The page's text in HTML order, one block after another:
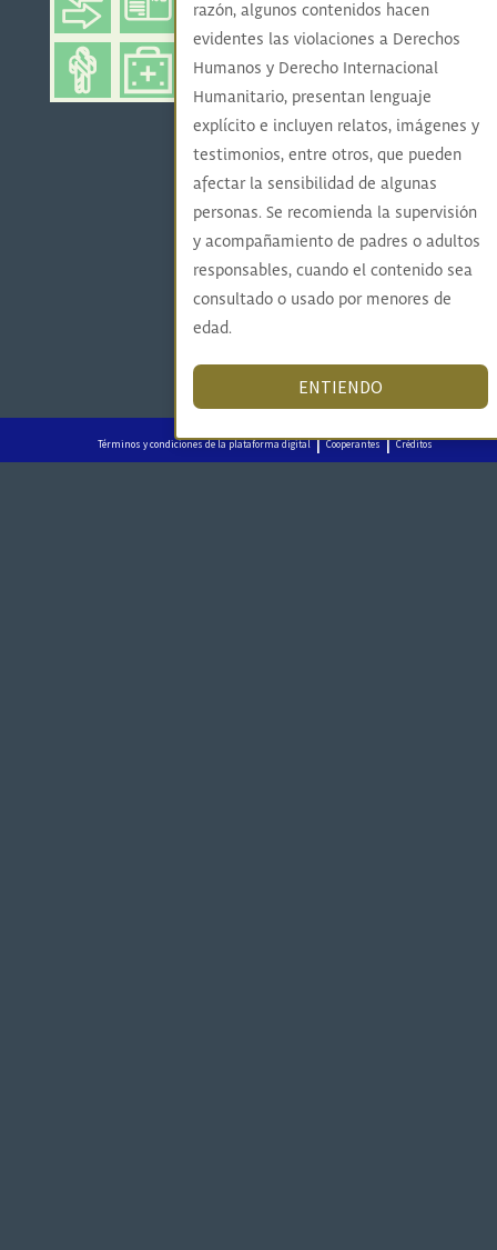
Términos y condiciones de la plataforma digital|Cooperantes|Créditos
razón, algunos contenidos hacen
evidentes las violaciones a Derechos
Humanos y Derecho Internacional
Humanitario, presentan lenguaje
explícito e incluyen relatos, imágenes y
testimonios, entre otros, que pueden
afectar la sensibilidad de algunas
personas. Se recomienda la supervisión
y acompañamiento de padres o adultos
responsables, cuando el contenido sea
consultado o usado por menores de
edad.
ENTIENDO